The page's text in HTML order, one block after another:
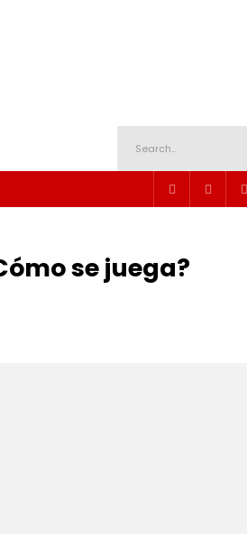
se juega?